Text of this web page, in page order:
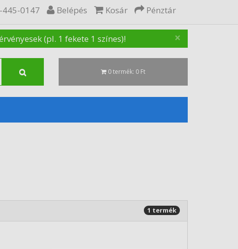
445-0147 Belépés Kosár Pénztár
×
(pl. 1 fekete 1 színes)!
0 termék: 0 Ft
1 termék